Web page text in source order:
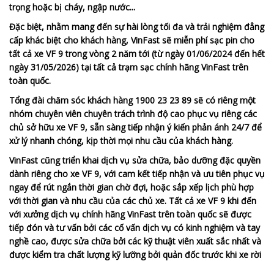
trọng hoặc bị cháy, ngập nước...
Đặc biệt, nhằm mang đến sự hài lòng tối đa và trải nghiệm đẳng
cấp khác biệt cho khách hàng, VinFast sẽ miễn phí sạc pin cho
tất cả xe VF 9 trong vòng 2 năm tới (từ ngày 01/06/2024 đến hết
ngày 31/05/2026) tại tất cả trạm sạc chính hãng VinFast trên
toàn quốc.
Tổng đài chăm sóc khách hàng 1900 23 23 89 sẽ có riêng một
nhóm chuyên viên chuyên trách trình độ cao phục vụ riêng các
chủ sở hữu xe VF 9, sẵn sàng tiếp nhận ý kiến phản ánh 24/7 để
xử lý nhanh chóng, kịp thời mọi nhu cầu của khách hàng.
VinFast cũng triển khai dịch vụ sửa chữa, bảo dưỡng đặc quyền
dành riêng cho xe VF 9, với cam kết tiếp nhận và ưu tiên phục vụ
ngay để rút ngắn thời gian chờ đợi, hoặc sắp xếp lịch phù hợp
với thời gian và nhu cầu của các chủ xe. Tất cả xe VF 9 khi đến
với xưởng dịch vụ chính hãng VinFast trên toàn quốc sẽ được
tiếp đón và tư vấn bởi các cố vấn dịch vụ có kinh nghiệm và tay
nghề cao, được sửa chữa bởi các kỹ thuật viên xuất sắc nhất và
được kiểm tra chất lượng kỹ lưỡng bởi quản đốc trước khi xe rời